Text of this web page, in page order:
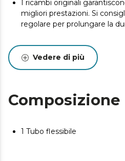
I ricambi originali
migliori prestazioni. Si
regolare per prolungare la
Vedere di più
Composizione
1 Tubo flessibile